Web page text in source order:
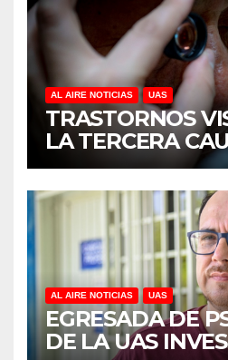
AL AIRE NOTICIAS UAS
TRASTORNOS
LA TERCERA
DISCAPACIDAD
REVELA
CIDOCS DE LA
AL AIRE NOTICIAS UAS
EGRESADA DE
DE LA UAS